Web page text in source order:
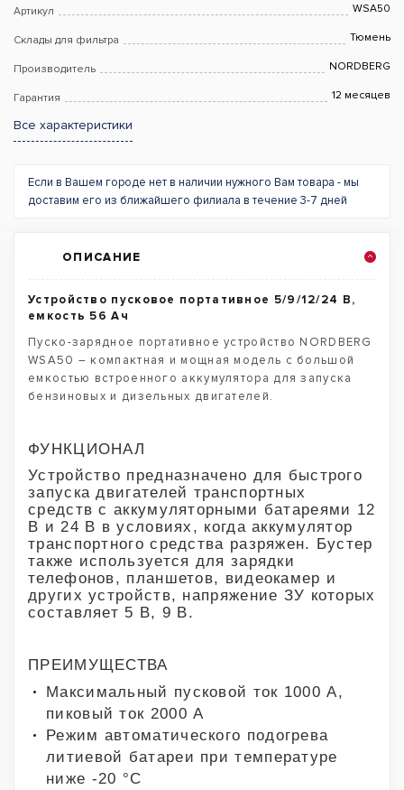
Артикул WSA50
Склады для фильтра Тюмень
Производитель NORDBERG
Гарантия 12 месяцев
Все характеристики
Если в Вашем городе нет в наличии нужного Вам товара - мы
доставим его из ближайшего филиала в течение 3-7 дней
ОПИСАНИЕ
Устройство пусковое портативное 5/9/12/24 В,
емкость 56 Aч
Пуско-зарядное портативное устройство NORDBERG
WSA50 – компактная и мощная модель с большой
емкостью встроенного аккумулятора для запуска
бензиновых и дизельных двигателей.
ФУНКЦИОНАЛ
Устройство предназначено для быстрого
запуска двигателей транспортных
средств с аккумуляторными батареями 12
В и 24 В в условиях, когда аккумулятор
транспортного средства разряжен. Бустер
также используется для зарядки
телефонов, планшетов, видеокамер и
других устройств, напряжение ЗУ которых
составляет 5 В, 9 В.
ПРЕИМУЩЕСТВА
Максимальный пусковой ток 1000 А,
пиковый ток 2000 А
Режим автоматического подогрева
литиевой батареи при температуре
ниже -20 °С